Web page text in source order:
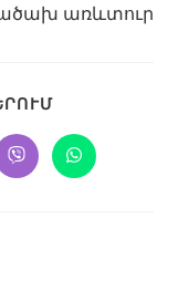
առևտուր